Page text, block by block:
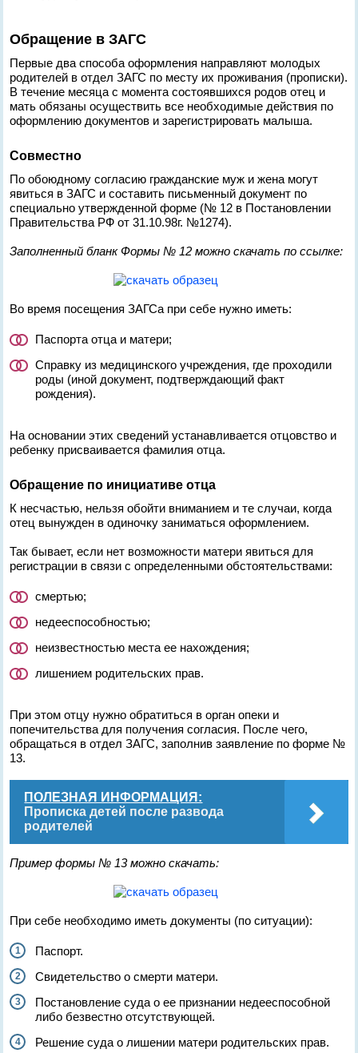
Обращение в ЗАГС
Первые два способа оформления направляют молодых
родителей в отдел ЗАГС по месту их проживания (прописки).
В течение месяца с момента состоявшихся родов отец и
мать обязаны осуществить все необходимые действия по
оформлению документов и зарегистрировать малыша.
Совместно
По обоюдному согласию гражданские муж и жена могут
явиться в ЗАГС и составить письменный документ по
специально утвержденной форме (№ 12 в Постановлении
Правительства РФ от 31.10.98г. №1274).
Заполненный бланк Формы № 12 можно скачать по ссылке:
Во время посещения ЗАГСа при себе нужно иметь:
Паспорта отца и матери;
Справку из медицинского учреждения, где проходили
роды (иной документ, подтверждающий факт
рождения).
На основании этих сведений устанавливается отцовство и
ребенку присваивается фамилия отца.
Обращение по инициативе отца
К несчастью, нельзя обойти вниманием и те случаи, когда
отец вынужден в одиночку заниматься оформлением.
Так бывает, если нет возможности матери явиться для
регистрации в связи с определенными обстоятельствами:
смертью;
недееспособностью;
неизвестностью места ее нахождения;
лишением родительских прав.
При этом отцу нужно обратиться в орган опеки и
попечительства для получения согласия. После чего,
обращаться в отдел ЗАГС, заполнив заявление по форме №
13.
ПОЛЕЗНАЯ ИНФОРМАЦИЯ:
Прописка детей после развода
родителей
Пример формы № 13 можно скачать:
При себе необходимо иметь документы (по ситуации):
Паспорт.
Свидетельство о смерти матери.
Постановление суда о ее признании недееспособной
либо безвестно отсутствующей.
Решение суда о лишении матери родительских прав.